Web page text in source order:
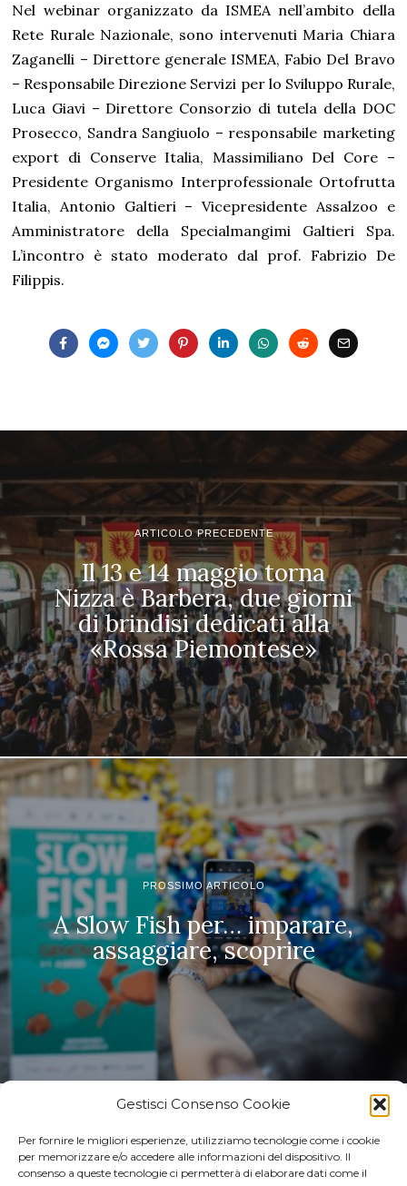
Gestisci Consenso Cookie
Per fornire le migliori esperienze, utilizziamo tecnologie come i cookie
per memorizzare e/o accedere alle informazioni del dispositivo. Il
consenso a queste tecnologie ci permetterà di elaborare dati come il
Nel webinar organizzato da ISMEA nell’ambito della
Rete Rurale Nazionale, sono intervenuti Maria Chiara
Zaganelli – Direttore generale ISMEA, Fabio Del Bravo
– Responsabile Direzione Servizi per lo Sviluppo Rurale,
Luca Giavi – Direttore Consorzio di tutela della DOC
Prosecco, Sandra Sangiuolo – responsabile marketing
export di Conserve Italia, Massimiliano Del Core –
Presidente Organismo Interprofessionale Ortofrutta
Italia, Antonio Galtieri – Vicepresidente Assalzoo e
Amministratore della Specialmangimi Galtieri Spa.
L’incontro è stato moderato dal prof. Fabrizio De
Filippis.
ARTICOLO PRECEDENTE
Il 13 e 14 maggio torna
Nizza è Barbera, due giorni
di brindisi dedicati alla
«Rossa Piemontese»
PROSSIMO ARTICOLO
A Slow Fish per… imparare,
assaggiare, scoprire